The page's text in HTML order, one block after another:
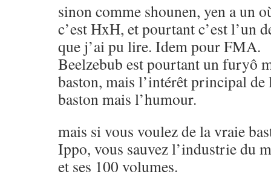
sinon comme shounen, yen a un
c’est HxH, et pourtant c’est l’un
que j’ai pu lire. Idem pour FMA.
Beelzebub est pourtant un furyô
baston, mais l’intérêt principal de
baston mais l’humour.
mais si vous voulez de la vraie
Ippo, vous sauvez l’industrie du
et ses 100 volumes.